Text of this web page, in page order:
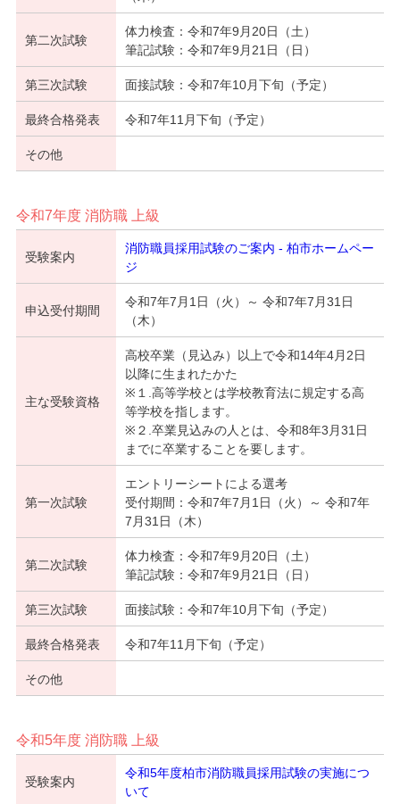
第二次試験
体力検査：令和7年9月20日（土）
筆記試験：令和7年9月21日（日）
第三次試験 面接試験：令和7年10月下旬（予定）
最終合格発表 令和7年11月下旬（予定）
その他
令和7年度 消防職 上級
受験案内
消防職員採用試験のご案内 - 柏市ホームペー
ジ
申込受付期間
令和7年7月1日（火）～ 令和7年7月31日
（木）
主な受験資格
高校卒業（見込み）以上で令和14年4月2日
以降に生まれたかた
※１.高等学校とは学校教育法に規定する高
等学校を指します。
※２.卒業見込みの人とは、令和8年3月31日
までに卒業することを要します。
第一次試験
エントリーシートによる選考
受付期間：令和7年7月1日（火）～ 令和7年
7月31日（木）
第二次試験
体力検査：令和7年9月20日（土）
筆記試験：令和7年9月21日（日）
第三次試験 面接試験：令和7年10月下旬（予定）
最終合格発表 令和7年11月下旬（予定）
その他
令和5年度 消防職 上級
受験案内
令和5年度柏市消防職員採用試験の実施につ
いて